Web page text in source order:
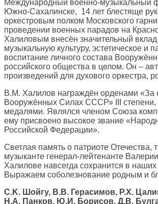
Международный военно-музыкальный
Южно-Сахалинске, 14 лет блестяще
оркестровым полком Московского
проведении военных парадов на
Халиловым внесён значительный
музыкальную культуру, эстетическое и
воспитание личного состава
российского общества в целом. Он –
произведений для духового оркестра,
В.М. Халилов награждён орденами «За
Вооружённых Силах СССР» III степени,
медалями. Являлся членом Союза
ему присвоено высокое звание
Российской Федерации».
Светлая память о патриоте Отечества,
музыканте генерал-лейтенанте
Халилове навсегда сохранится в наших
Выражаем соболезнование родным и
С.K. Шойгу, В.В. Герасимов, Р.Х.
Н.А. Панков, Ю.И. Борисов, Д.В.